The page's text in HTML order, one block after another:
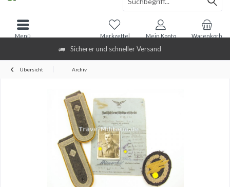
Sicherer und schneller Versand
Warenkorb
Merkzettel Mein Konto
Menü
Übersicht Archiv